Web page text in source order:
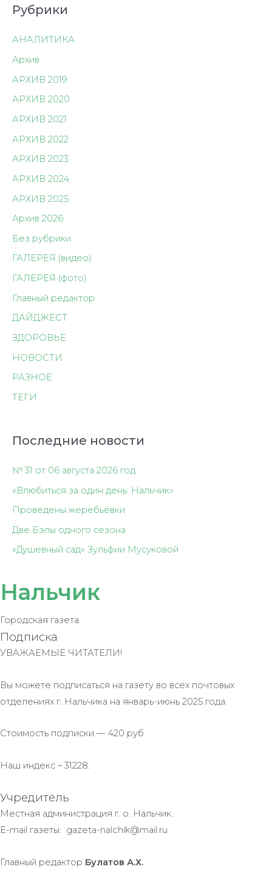
Рубрики
АНАЛИТИКА
Архив
АРХИВ 2019
АРХИВ 2020
АРХИВ 2021
АРХИВ 2022
АРХИВ 2023
АРХИВ 2024
АРХИВ 2025
Архив 2026
Без рубрики
ГАЛЕРЕЯ (видео)
ГАЛЕРЕЯ (фото)
Главный редактор
ДАЙДЖЕСТ
ЗДОРОВЬЕ
НОВОСТИ
РАЗНОЕ
ТЕГИ
Последние новости
№ 31 от 06 августа 2026 год
«Влюбиться за один день: Нальчик»
Проведены жеребьёвки
Две Бэлы одного сезона
«Душевный сад» Зульфии Мусуковой
Нальчик
Городская газета
Подписка
УВАЖАЕМЫЕ ЧИТАТЕЛИ!
Вы можете подписаться на газету во всех почтовых
отделениях г. Нальчика на январь-июнь 2025 года.
Стоимость подписки — 420 руб.
Наш индекс – 31228.
Учредитель
Местная администрация г. о. Нальчик.
E-mail газеты: gazeta-nalchik@mail.ru
Главный редактор Булатов А.Х.